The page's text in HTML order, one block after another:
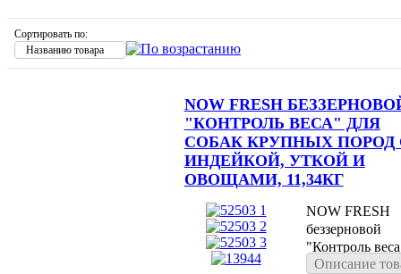
Сортировать по:
Названию товара
NOW FRESH
"КОНТРОЛЬ ВЕСА" ДЛЯ
СОБАК КРУПНЫХ ПОРОД
ИНДЕЙКОЙ, УТКОЙ И
ОВОЩАМИ, 11,34КГ
NOW FRESH
беззерновой
"Контроль
собак
Описание